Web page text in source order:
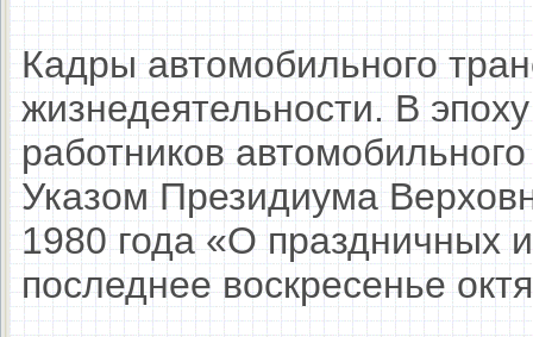
Кадры автомобильного
жизнедеятельности. В
работников
Указом Президиума
1980 года «О праздничных
последнее воскресенье